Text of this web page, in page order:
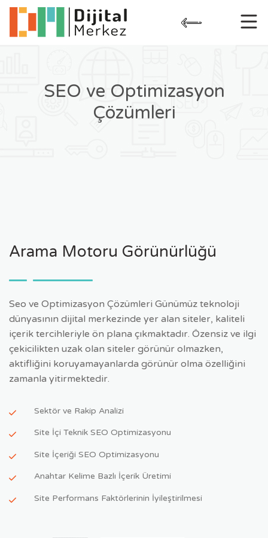
Skip
content
SEO ve Optimizasyon
Çözümleri
Arama Motoru Görünürlüğü
Seo ve Optimizasyon Çözümleri Günümüz teknoloji
dünyasının dijital merkezinde yer alan siteler, kaliteli
içerik tercihleriyle ön plana çıkmaktadır. Özensiz ve ilgi
çekicilikten uzak olan siteler görünür olmazken,
aktifliğini koruyamayanlarda görünür olma özelliğini
zamanla yitirmektedir.
Sektör ve Rakip Analizi
Site İçi Teknik SEO Optimizasyonu
Site İçeriği SEO Optimizasyonu
Anahtar Kelime Bazlı İçerik Üretimi
Site Performans Faktörlerinin İyileştirilmesi